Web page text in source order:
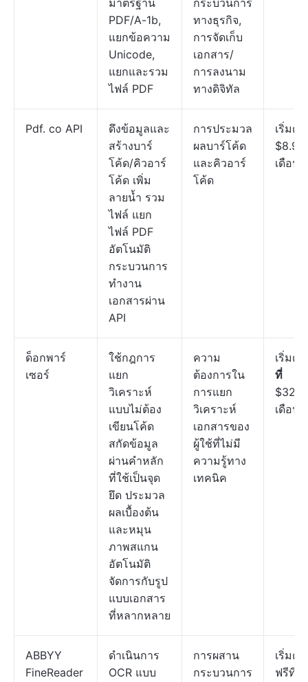
มาตรฐาน
PDF/A-1b,
แยกข้อความ
Unicode,
แยกและรวม
ไฟล์ PDF
กระบวนการ
ทางธุรกิจ,
การจัดเก็บ
เอกสาร/
การลงนาม
ทางดิจิทัล
Pdf. co API
ดึงข้อมูลและ
สร้างบาร์
โค้ด/คิวอาร์
โค้ด เพิ่ม
ลายน้ำ รวม
ไฟล์ แยก
ไฟล์ PDF
อัตโนมัติ
กระบวนการ
ทำงาน
เอกสารผ่าน
API
การประมวล
ผลบาร์โค้ด
และคิวอาร์
โค้ด
เริ่มต้
เดือน
ด็อกพาร์
เซอร์
ใช้กฎการ
แยก
วิเคราะห์
แบบไม่ต้อง
เขียนโค้ด
สกัดข้อมูล
ผ่านคำหลัก
ที่ใช้เป็นจุด
ยึด ประมวล
ผลเบื้องต้น
และหมุน
ภาพสแกน
อัตโนมัติ
จัดการกับรูป
แบบเอกสาร
ที่หลากหลาย
ความ
ต้องการใน
การแยก
วิเคราะห์
เอกสารของ
ผู้ใช้ที่ไม่มี
ความรู้ทาง
เทคนิค
เริ่มต้น
ที่
เดือน
ABBYY
FineReader
ดำเนินการ
OCR แบบ
การผสาน
กระบวนการ
เริ่มต้น
ฟรีที่